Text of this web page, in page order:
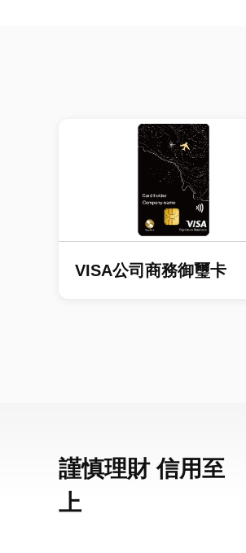
VISA公司商務御璽卡
謹慎理財 信用至
上